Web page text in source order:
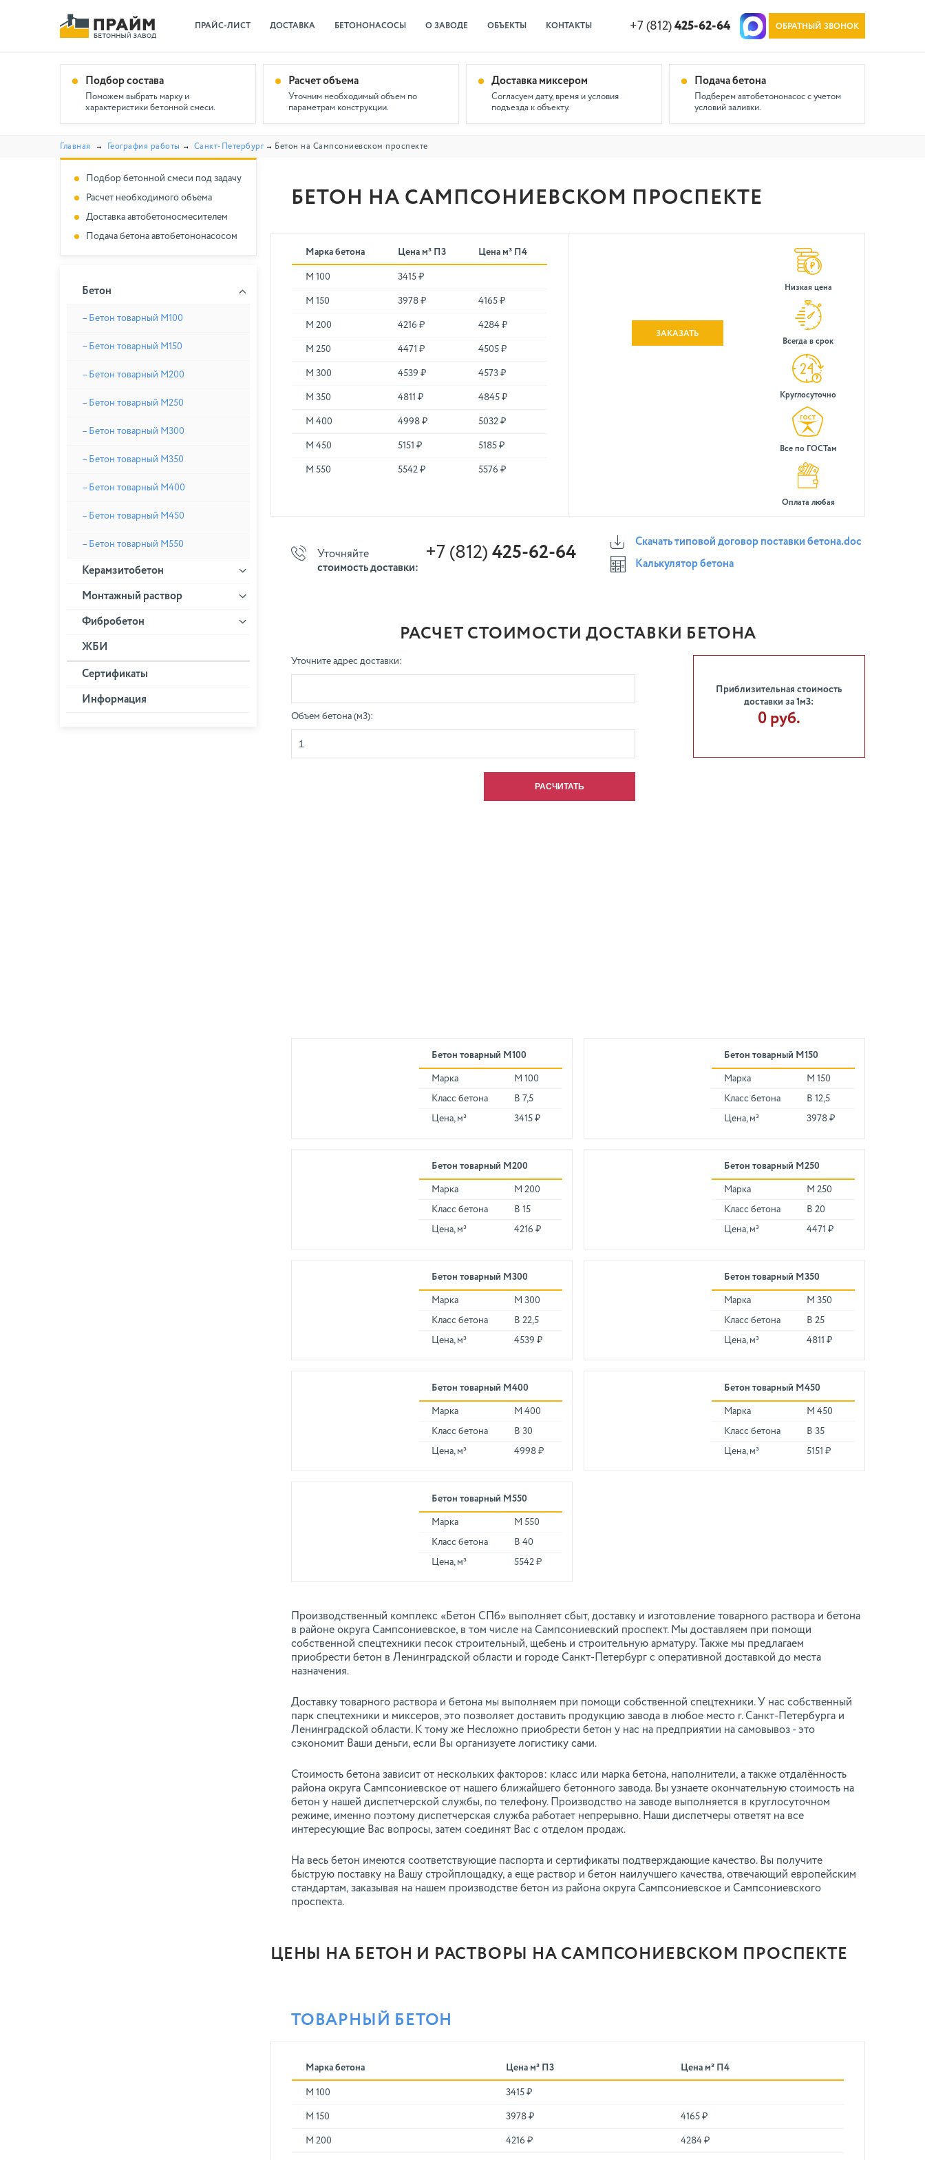
ПРАЙС-ЛИСТ ДОСТАВКА БЕТОНОНАСОСЫ О ЗАВОДЕ ОБЪЕКТЫ КОНТАКТЫ +7 (812) 425-62-64 ОБРАТНЫЙ ЗВОНОК
Подбор состава
Поможем выбрать марку и
характеристики бетонной смеси.
Расчет объема
Уточним необходимый объем по
параметрам конструкции.
Доставка миксером
Согласуем дату, время и условия
подъезда к объекту.
Подача бетона
Подберем автобетононасос с учетом
условий заливки.
Главная География работы Санкт-Петербург Бетон на Сампсониевском проспекте
Подбор бетонной смеси под задачу
Расчет необходимого объема
Доставка автобетоносмесителем
Подача бетона автобетононасосом
Бетон
– Бетон товарный М100
– Бетон товарный М150
– Бетон товарный М200
– Бетон товарный М250
– Бетон товарный М300
– Бетон товарный М350
– Бетон товарный М400
– Бетон товарный М450
– Бетон товарный М550
Керамзитобетон
Монтажный раствор
Фибробетон
ЖБИ
Сертификаты
Информация
БЕТОН НА САМПСОНИЕВСКОМ ПРОСПЕКТЕ
Марка бетона Цена м³ П3 Цена м³ П4
М 100 3415 ₽
М 150 3978 ₽ 4165 ₽
М 200 4216 ₽ 4284 ₽
М 250 4471 ₽ 4505 ₽
М 300 4539 ₽ 4573 ₽
М 350 4811 ₽ 4845 ₽
М 400 4998 ₽ 5032 ₽
М 450 5151 ₽ 5185 ₽
М 550 5542 ₽ 5576 ₽
ЗАКАЗАТЬ
Низкая цена
Всегда в срок
Круглосуточно
Все по ГОСТам
Оплата любая
Уточняйте
стоимость доставки:
+7 (812) 425-62-64
Скачать типовой договор поставки бетона.doc
Калькулятор бетона
РАСЧЕТ СТОИМОСТИ ДОСТАВКИ БЕТОНА
Уточните адрес доставки:
Объем бетона (м3):
Приблизительная стоимость
доставки за 1м3:
0 руб.
Бетон товарный М100
Марка М 100
Класс бетона В 7,5
Цена, м³ 3415 ₽
Бетон товарный М150
Марка М 150
Класс бетона В 12,5
Цена, м³ 3978 ₽
Бетон товарный М200
Марка М 200
Класс бетона В 15
Цена, м³ 4216 ₽
Бетон товарный М250
Марка М 250
Класс бетона В 20
Цена, м³ 4471 ₽
Бетон товарный М300
Марка М 300
Класс бетона В 22,5
Цена, м³ 4539 ₽
Бетон товарный М350
Марка М 350
Класс бетона В 25
Цена, м³ 4811 ₽
Бетон товарный М400
Марка М 400
Класс бетона В 30
Цена, м³ 4998 ₽
Бетон товарный М450
Марка М 450
Класс бетона В 35
Цена, м³ 5151 ₽
Бетон товарный М550
Марка М 550
Класс бетона В 40
Цена, м³ 5542 ₽
Производственный комплекс «Бетон СПб» выполняет сбыт, доставку и изготовление товарного раствора и бетона
в районе округа Сампсониевское, в том числе на Сампсониевский проспект. Мы доставляем при помощи
собственной спецтехники песок строительный, щебень и строительную арматуру. Также мы предлагаем
приобрести бетон в Ленинградской области и городе Санкт-Петербург с оперативной доставкой до места
назначения.
Доставку товарного раствора и бетона мы выполняем при помощи собственной спецтехники. У нас собственный
парк спецтехники и миксеров, это позволяет доставить продукцию завода в любое место г. Санкт-Петербурга и
Ленинградской области. К тому же Несложно приобрести бетон у нас на предприятии на самовывоз - это
сэкономит Ваши деньги, если Вы организуете логистику сами.
Стоимость бетона зависит от нескольких факторов: класс или марка бетона, наполнители, а также отдалённость
района округа Сампсониевское от нашего ближайшего бетонного завода. Вы узнаете окончательную стоимость на
бетон у нашей диспетчерской службы, по телефону. Производство на заводе выполняется в круглосуточном
режиме, именно поэтому диспетчерская служба работает непрерывно. Наши диспетчеры ответят на все
интересующие Вас вопросы, затем соединят Вас с отделом продаж.
На весь бетон имеются соответствующие паспорта и сертификаты подтверждающие качество. Вы получите
быструю поставку на Вашу стройплощадку, а еще раствор и бетон наилучшего качества, отвечающий европейским
стандартам, заказывая на нашем производстве бетон из района округа Сампсониевское и Сампсониевского
проспекта.
ЦЕНЫ НА БЕТОН И РАСТВОРЫ НА САМПСОНИЕВСКОМ ПРОСПЕКТЕ
ТОВАРНЫЙ БЕТОН
Марка бетона Цена м³ П3 Цена м³ П4
М 100 3415 ₽
М 150 3978 ₽ 4165 ₽
М 200 4216 ₽ 4284 ₽